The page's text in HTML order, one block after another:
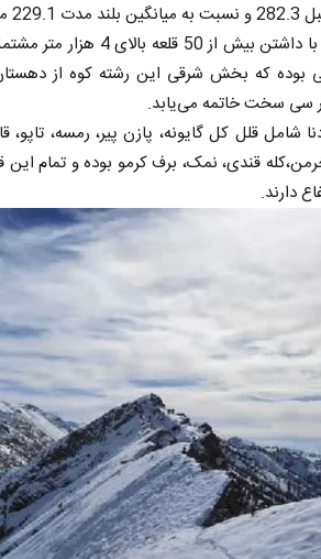
است.
رشته کوه دنا با داشتن
بوده که بخش شرقی این رشته کوه از
سی سخت خاتمه می‌یابد.
شامل قلل کل گایونه، پازن پیر، رمسه،
قندی، نمک، برف کرمو بوده و تمام این